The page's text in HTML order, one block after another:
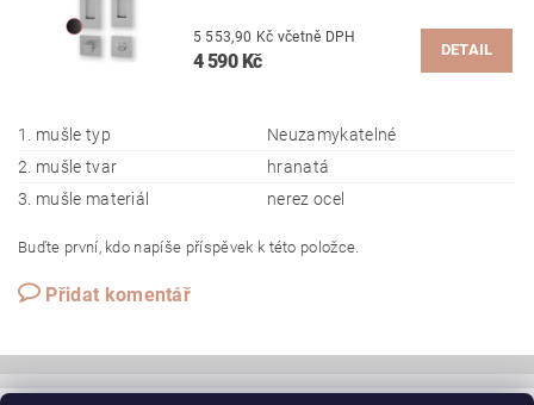
5 553,90 Kč včetně DPH
4 590 Kč DETAIL
1. mušle typ
Neuzamykatelné
2. mušle tvar
hranatá
3. mušle materiál
nerez ocel
Buďte první, kdo napíše příspěvek k této položce.
Přidat komentář